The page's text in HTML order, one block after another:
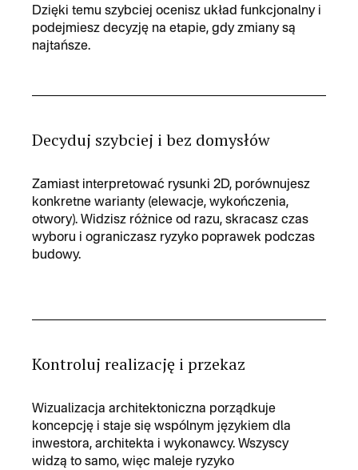
Dzięki temu szybciej ocenisz układ funkcjonalny i
podejmiesz decyzję na etapie, gdy zmiany są
najtańsze.
Decyduj szybciej i bez domysłów
Zamiast interpretować rysunki 2D, porównujesz
konkretne warianty (elewacje, wykończenia,
otwory). Widzisz różnice od razu, skracasz czas
wyboru i ograniczasz ryzyko poprawek podczas
budowy.
Kontroluj realizację i przekaz
Wizualizacja architektoniczna porządkuje
koncepcję i staje się wspólnym językiem dla
inwestora, architekta i wykonawcy. Wszyscy
widzą to samo, więc maleje ryzyko